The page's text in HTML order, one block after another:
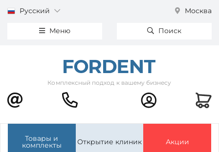
Русский Москва
Меню Поиск
Комплексный подход к вашему бизнесу
Товары и
комплекты Открытие клиник Акции